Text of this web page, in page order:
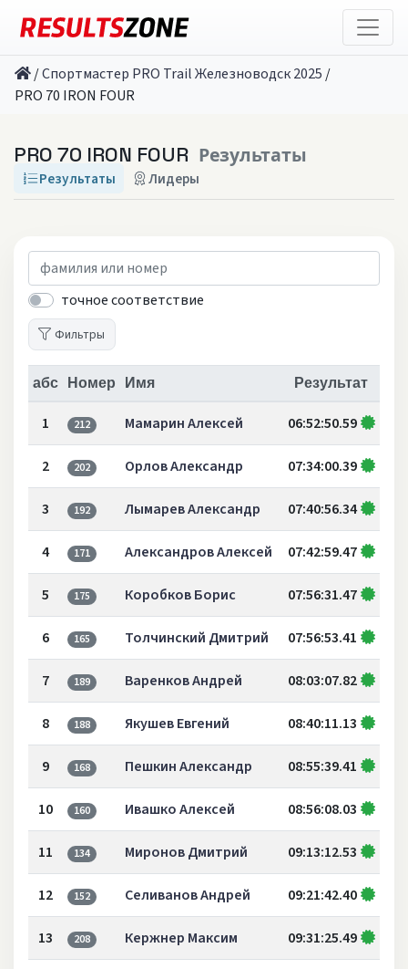
/Спортмастер PRO Trail Железноводск 2025 /
PRO 70 IRON FOUR
PRO 70 IRON FOUR Результаты
Результаты Лидеры
точное соответствие
Фильтры
абс Номер Имя Результат
1 212 Мамарин Алексей 06:52:50.59
2 202 Орлов Александр 07:34:00.39
3 192 Лымарев Александр 07:40:56.34
4 171 Александров Алексей 07:42:59.47
5 175 Коробков Борис 07:56:31.47
6 165 Толчинский Дмитрий 07:56:53.41
7 189 Варенков Андрей 08:03:07.82
8 188 Якушев Евгений 08:40:11.13
9 168 Пешкин Александр 08:55:39.41
10 160 Ивашко Алексей 08:56:08.03
11 134 Миронов Дмитрий 09:13:12.53
12 152 Селиванов Андрей 09:21:42.40
13 208 Кержнер Максим 09:31:25.49